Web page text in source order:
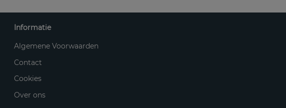
Informatie
Algemene Voorwaarden
Contact
Cookies
Over ons